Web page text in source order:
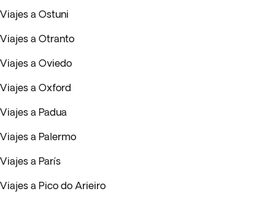
Viajes a Ostuni
Viajes a Otranto
Viajes a Oviedo
Viajes a Oxford
Viajes a Padua
Viajes a Palermo
Viajes a París
Viajes a Pico do Arieiro